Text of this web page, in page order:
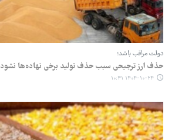
دولت مراقب باشد؛
حذف ارز ترجیحی سبب حذف تولید برخی نهاده‌ها نشود
۱۴۰۴-۱۰-۲۴ ۱۰:۳۱